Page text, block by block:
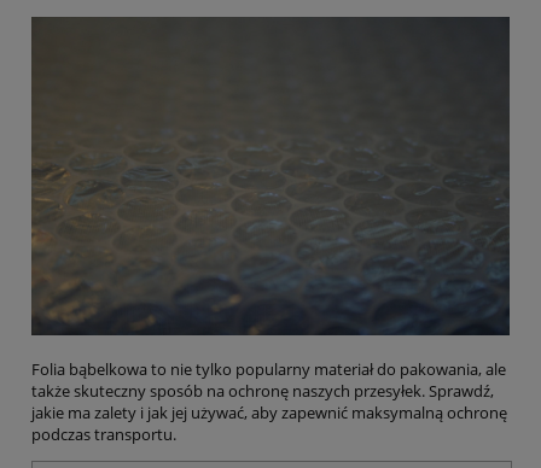
Folia bąbelkowa to nie tylko popularny materiał do pakowania, ale
także skuteczny sposób na ochronę naszych przesyłek. Sprawdź,
jakie ma zalety i jak jej używać, aby zapewnić maksymalną ochronę
podczas transportu.